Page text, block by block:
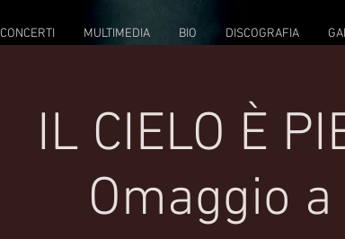
CONCERTI MULTIMEDIA BIO DISCOGRAFIA
IL CIELO È
Omaggio